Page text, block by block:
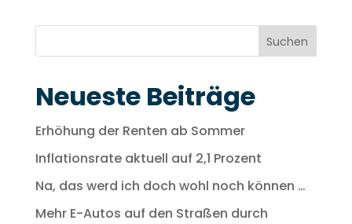
Suchen
Neueste Beiträge
Erhöhung der Renten ab Sommer
Inflationsrate aktuell auf 2,1 Prozent
Na, das werd ich doch wohl noch können …
Mehr E-Autos auf den Straßen durch